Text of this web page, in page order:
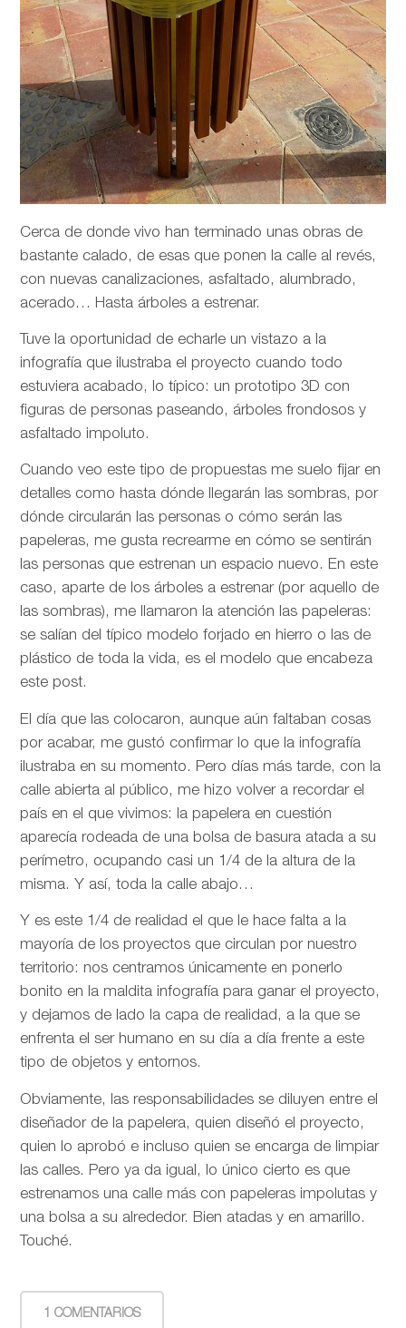
Cerca de donde vivo han terminado unas obras de
bastante calado, de esas que ponen la calle al revés,
con nuevas canalizaciones, asfaltado, alumbrado,
acerado… Hasta árboles a estrenar.
Tuve la oportunidad de echarle un vistazo a la
infografía que ilustraba el proyecto cuando todo
estuviera acabado, lo típico: un prototipo 3D con
figuras de personas paseando, árboles frondosos y
asfaltado impoluto.
Cuando veo este tipo de propuestas me suelo fijar en
detalles como hasta dónde llegarán las sombras, por
dónde circularán las personas o cómo serán las
papeleras, me gusta recrearme en cómo se sentirán
las personas que estrenan un espacio nuevo. En este
caso, aparte de los árboles a estrenar (por aquello de
las sombras), me llamaron la atención las papeleras:
se salían del típico modelo forjado en hierro o las de
plástico de toda la vida, es el modelo que encabeza
este post.
El día que las colocaron, aunque aún faltaban cosas
por acabar, me gustó confirmar lo que la infografía
ilustraba en su momento. Pero días más tarde, con la
calle abierta al público, me hizo volver a recordar el
país en el que vivimos: la papelera en cuestión
aparecía rodeada de una bolsa de basura atada a su
perímetro, ocupando casi un 1/4 de la altura de la
misma. Y así, toda la calle abajo…
Y es este 1/4 de realidad el que le hace falta a la
mayoría de los proyectos que circulan por nuestro
territorio: nos centramos únicamente en ponerlo
bonito en la maldita infografía para ganar el proyecto,
y dejamos de lado la capa de realidad, a la que se
enfrenta el ser humano en su día a día frente a este
tipo de objetos y entornos.
Obviamente, las responsabilidades se diluyen entre el
diseñador de la papelera, quien diseñó el proyecto,
quien lo aprobó e incluso quien se encarga de limpiar
las calles. Pero ya da igual, lo único cierto es que
estrenamos una calle más con papeleras impolutas y
una bolsa a su alrededor. Bien atadas y en amarillo.
Touché.
1 COMENTARIOS